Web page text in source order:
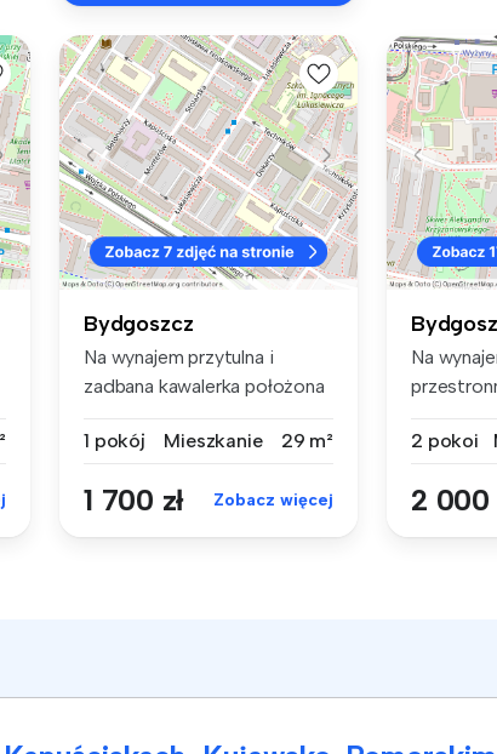
Bydgoszcz
Na wynajem przytulna i
zadbana kawalerka położona
1 pokój
Mieszkanie 29 m²
1 700 zł Zobacz więcej
Na
2 pokoi
2 000